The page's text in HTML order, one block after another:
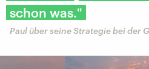
schon was."
Paul über seine Strategie bei der